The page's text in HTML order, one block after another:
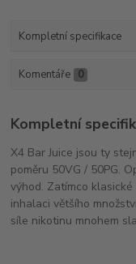
Kompletní specifikace
Komentáře 0
Kompletní
X4 Bar Juice jsou ty
poměru 50VG / 50PG.
výhod. Zatímco
inhalaci většího
síle nikotinu mnohem